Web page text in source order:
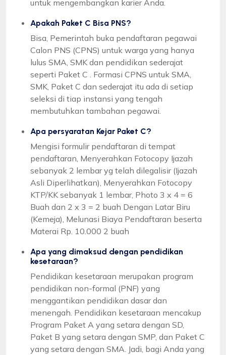
untuk mengembangkan karier Anda.
Apakah Paket C Bisa PNS?
Bisa, Pemerintah buka pendaftaran pegawai
Calon PNS (CPNS) untuk warga yang hanya
lulus SMA, SMK dan pendidikan sederajat
seperti Paket C . Formasi CPNS untuk SMA,
SMK, Paket C dan sederajat itu ada di setiap
seleksi di tiap instansi yang tengah
membutuhkan tambahan pegawai.
Apa persyaratan Kejar Paket C?
Mengisi formulir pendaftaran di tempat
pendaftaran, Menyerahkan Fotocopy Ijazah
sebanyak 2 lembar yg telah dilegalisir (Ijazah
Asli Diperlihatkan), Menyerahkan Fotocopy
KTP/KK sebanyak 1 lembar, Photo 3 x 4 = 6
Buah dan 2 x 3 = 2 buah Dengan Latar Biru
(Kemeja), Melunasi Biaya Pendaftaran beserta
Materai Rp. 10.000 2 buah
Apa yang dimaksud dengan pendidikan
kesetaraan?
Pendidikan kesetaraan merupakan program
pendidikan non-formal (PNF) yang
menggantikan pendidikan dasar dan
menengah. Pendidikan kesetaraan mencakup
Program Paket A yang setara dengan SD,
Paket B yang setara dengan SMP, dan Paket C
yang setara dengan SMA. Jadi, bagi Anda yang